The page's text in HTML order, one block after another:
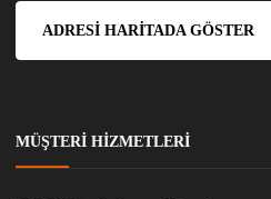
ADRESI HARITADA GÖSTER
MÜŞTERI HIZMETLERI